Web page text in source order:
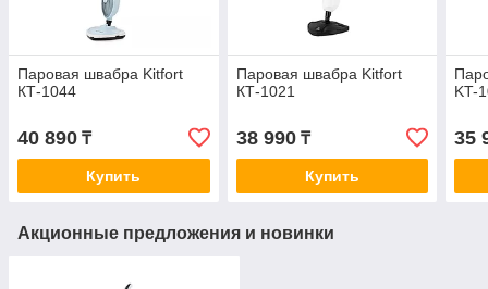
Паровая швабра Kitfort
КТ-1044
40 890 ₸
Купить
Паровая швабра Kitfort
КТ-1021
38 990₸
Купить
KT-
35
Акционные предложения и новинки